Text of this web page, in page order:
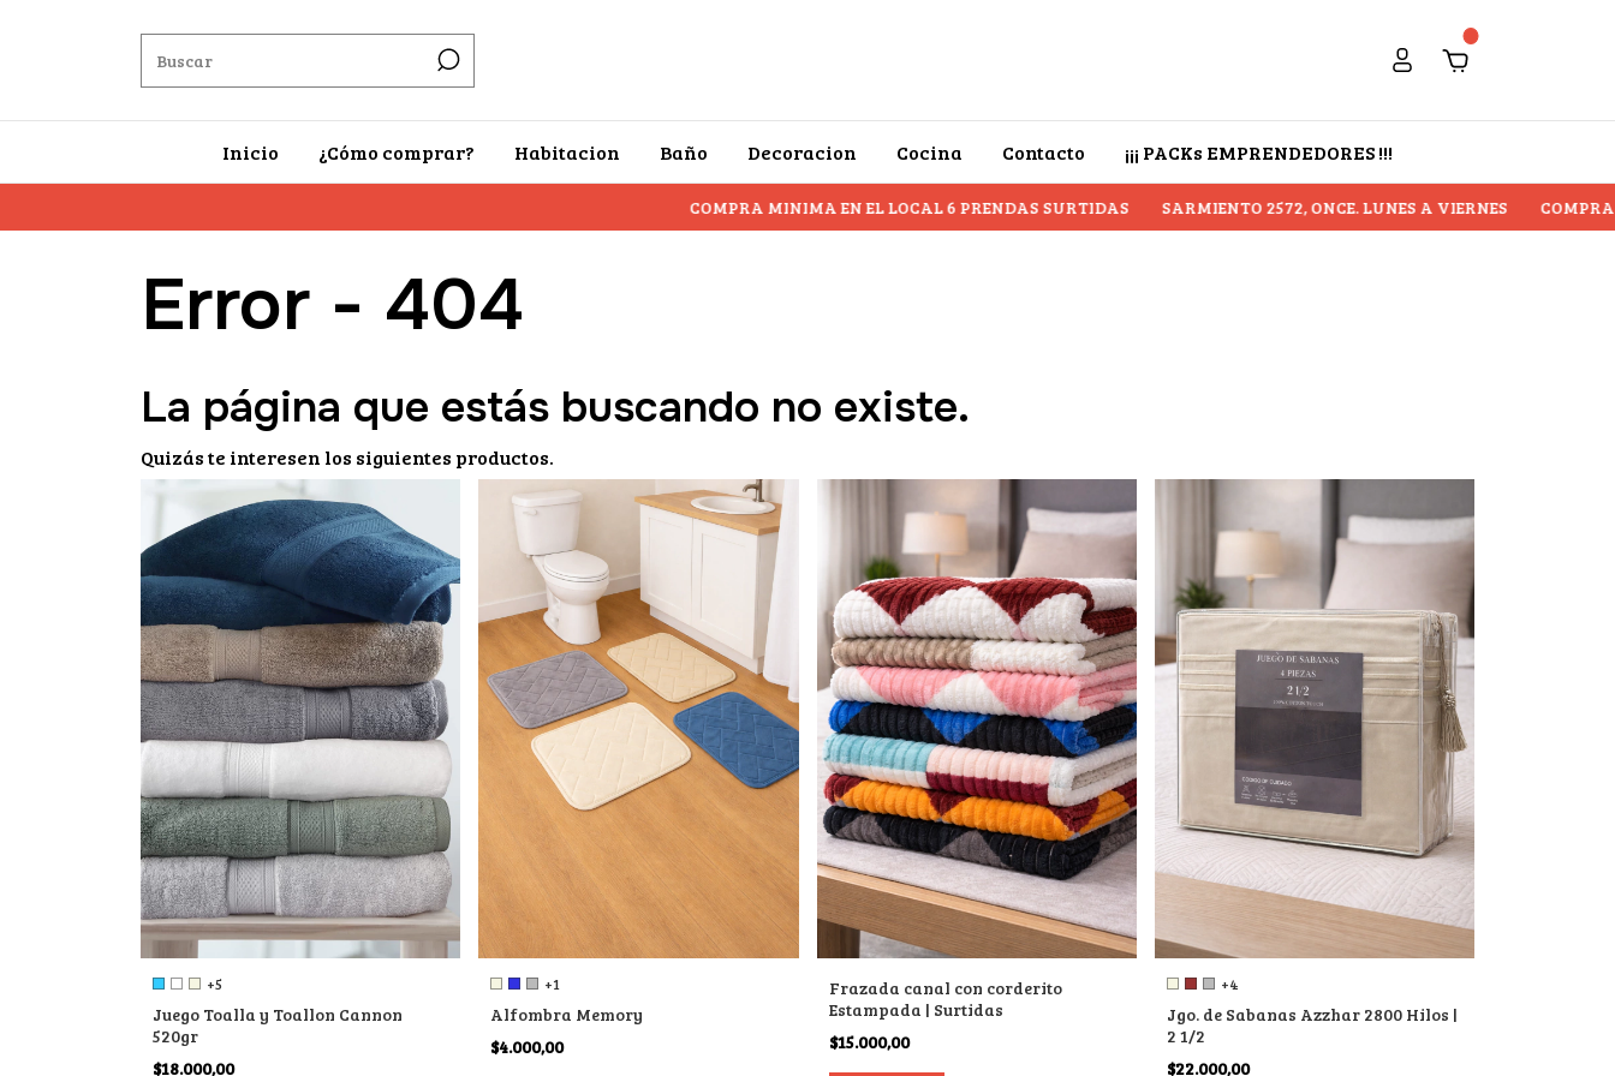
Inicio ¿Cómo comprar? Habitacion Baño Decoracion Cocina Contacto ¡¡¡ PACKs EMPRENDEDORES !!!
COMPRA MINIMA EN EL LOCAL 6 PRENDAS SURTIDAS SARMIENTO 2572, ONCE. LUNES A VIERNES COMPRA
Error - 404
La página que estás buscando no existe.
Quizás te interesen los siguientes productos.
+5
Juego Toalla y Toallon Cannon
520gr
$18.000,00
+1
Alfombra Memory
$4.000,00
Frazada canal con corderito
Estampada | Surtidas
$15.000,00
+4
Jgo. de Sabanas Azzhar 2800 Hilos |
2 1/2
$22.000,00